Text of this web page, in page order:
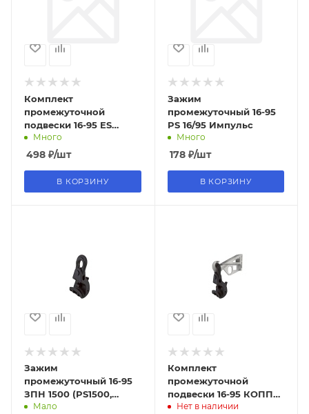
Комплект
промежуточной
подвески 16-95 ES
1500M (PS16/95+CF 1500)
Импульс
Много
498 ₽/шт
В КОРЗИНУ
Зажим
промежуточный 16-95
PS 16/95 Импульс
Много
178₽/шт
В КОРЗИНУ
Зажим
промежуточный 16-95
ЗПН 1500 (PS1500,
SO260.1) TDM (6/36шт)
Мало
Комплект
промежуточной
подвески 16-95 КОПП
1500 (PS1500, SO260)
Нет в наличии